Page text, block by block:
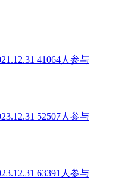
41064人参与
52507人参与
63391人参与